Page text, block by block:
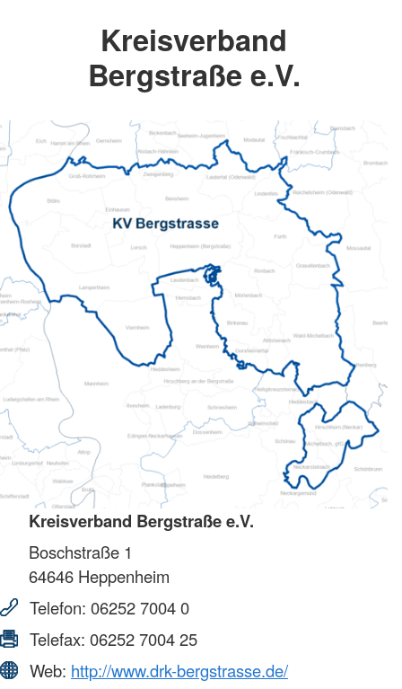
Kreisverband
Bergstraße e.V.
Kreisverband Bergstraße e.V.
Boschstraße 1
64646 Heppenheim
Telefon: 06252 7004 0
Telefax: 06252 7004 25
Web: http://www.drk-bergstrasse.de/